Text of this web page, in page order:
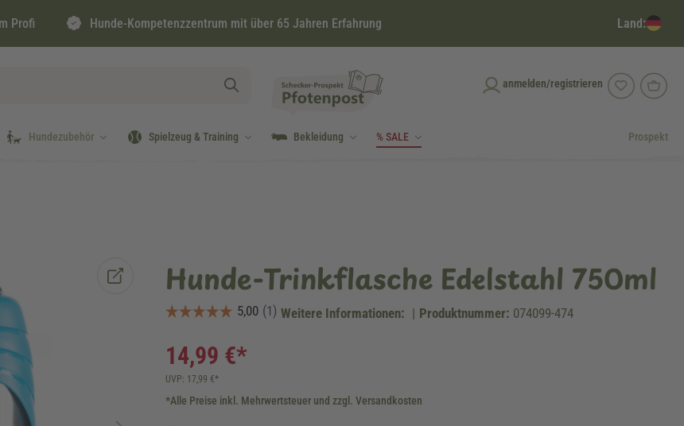
Profi Hunde-Kompetenzzentrum mit über 65 Jahren Erfahrung Land:
anmelden/registrieren
Hundezubehör Spielzeug & Training Bekleidung % SALE Prospekt
Hunde-Trinkflasche Edelstahl 750ml
Weitere Informationen: | Produktnummer: 074099-474
14,99 €*
UVP: 17,99 €*
*Alle Preise inkl. Mehrwertsteuer und zzgl. Versandkosten